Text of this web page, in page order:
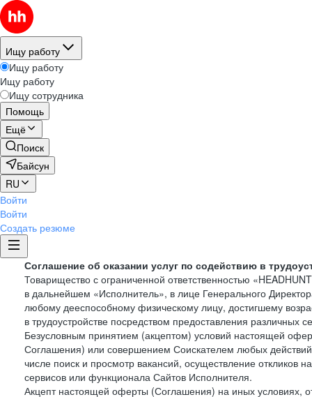
Ищу работу
Ищу работу
Ищу работу
Ищу сотрудника
Помощь
Ещё
Поиск
Байсун
RU
Войти
Войти
Создать резюме
Соглашение об оказании услуг по содействию в
Товарищество с ограниченной ответственностью
в дальнейшем «Исполнитель», в лице Генерального
любому дееспособному физическому лицу, достигшему
в трудоустройстве посредством предоставления различных
Безусловным принятием (акцептом) условий настоящей
Соглашения) или совершением Соискателем любых
числе поиск и просмотр вакансий, осуществление откликов
сервисов или функционала Сайтов Исполнителя.
Акцепт настоящей оферты (Соглашения) на иных условиях,